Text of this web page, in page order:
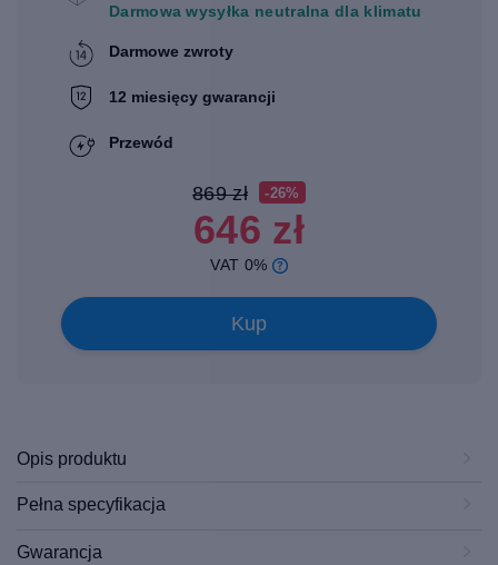
Darmowa wysyłka neutralna dla klimatu
Darmowe zwroty
12 miesięcy gwarancji
Przewód
869 zł -26%
646 zł
VAT 0%
Kup
Opis produktu
Pełna specyfikacja
Gwarancja